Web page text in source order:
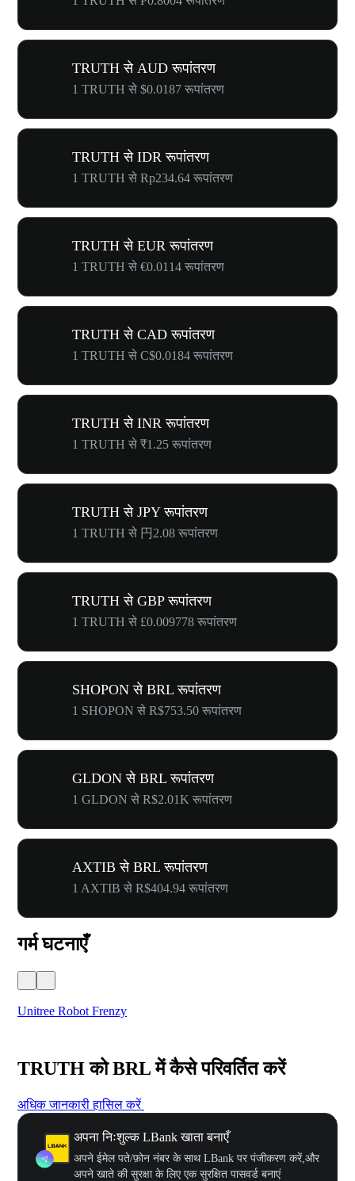
TRUTH से AUD रूपांतरण
1 TRUTH से $0.0187 रूपांतरण
TRUTH से IDR रूपांतरण
1 TRUTH से Rp234.64 रूपांतरण
TRUTH से EUR रूपांतरण
1 TRUTH से €0.0114 रूपांतरण
TRUTH से CAD रूपांतरण
1 TRUTH से C$0.0184 रूपांतरण
TRUTH से INR रूपांतरण
1 TRUTH से ₹1.25 रूपांतरण
TRUTH से JPY रूपांतरण
1 TRUTH से 円2.08 रूपांतरण
TRUTH से GBP रूपांतरण
1 TRUTH से £0.009778 रूपांतरण
SHOPON से BRL रूपांतरण
1 SHOPON से R$753.50 रूपांतरण
GLDON से BRL रूपांतरण
1 GLDON से R$2.01K रूपांतरण
AXTIB से BRL रूपांतरण
1 AXTIB से R$404.94 रूपांतरण
गर्म घटनाएँ
Unitree Robot Frenzy
TRUTH को BRL में कैसे परिवर्तित करें
अधिक जानकारी हासिल करें
अपना निःशुल्क LBank खाता बनाएँ
अपने ईमेल पते/फ़ोन नंबर के साथ LBank पर पंजीकरण करें,और
अपने खाते की सुरक्षा के लिए एक सुरक्षित पासवर्ड बनाएं